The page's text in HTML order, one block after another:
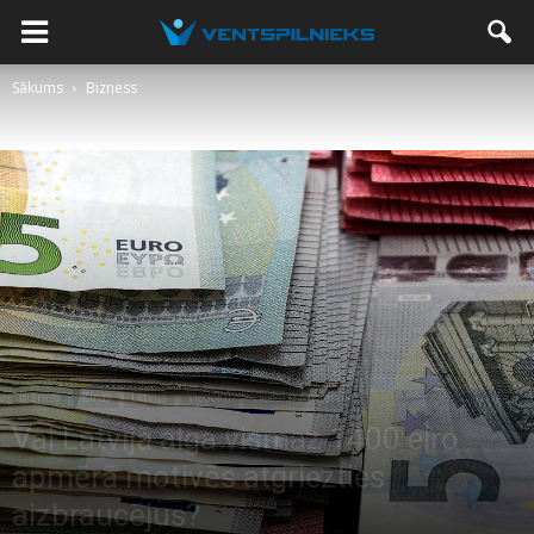
Sākums Bizness
Bizness Ziņas Latvijā Viedokļi Viedokļi / intervijas
Vai Latvijā alga vismaz 1400 eiro
apmērā motivēs atgriezties
aizbraucējus?